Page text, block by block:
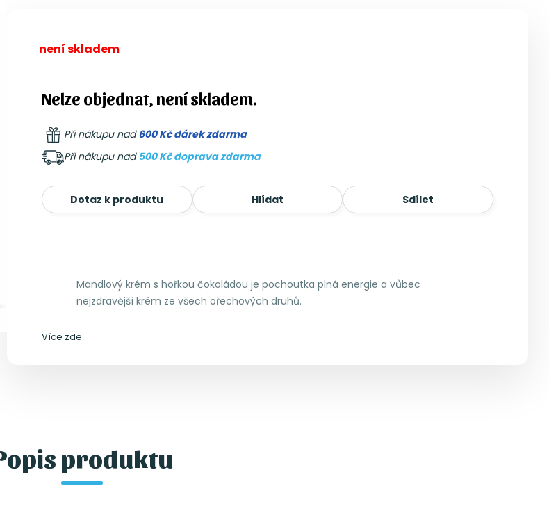
není skladem
Nelze objednat, není skladem.
Při nákupu nad600 Kč dárek zdarma
Při nákupu nad 500 Kč doprava zdarma
Dotaz k produktu Hlídat Sdílet
Mandlový krém s hořkou čokoládou je pochoutka plná energie a vůbec
nejzdravější krém ze všech ořechových druhů.
Více zde
produktu